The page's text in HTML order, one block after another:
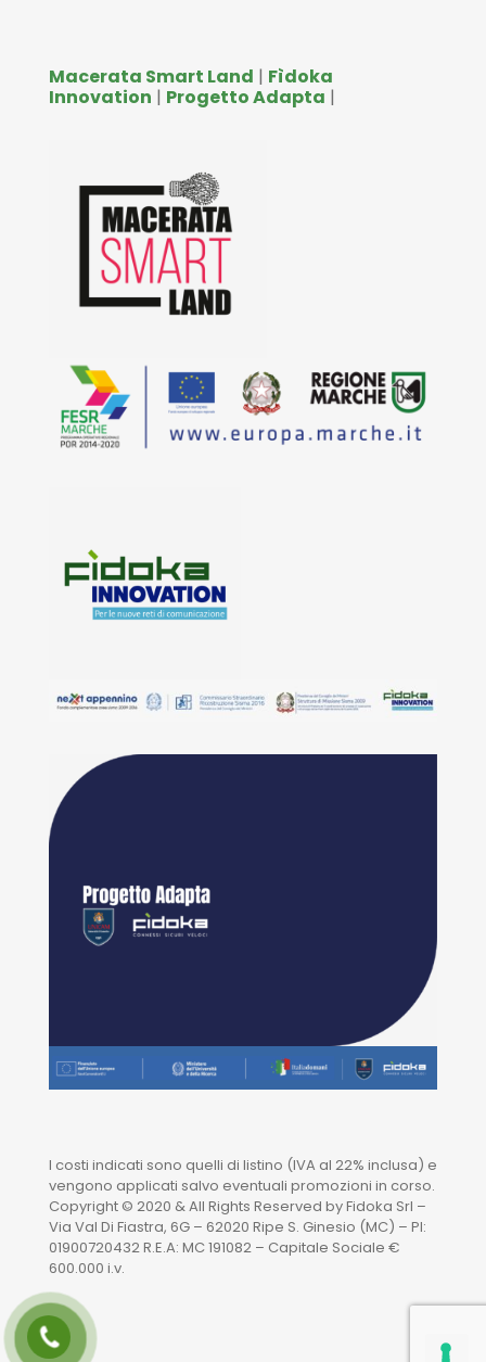
Macerata Smart Land | Fìdoka
Innovation | Progetto Adapta |
I costi indicati sono quelli di listino (IVA al 22% inclusa) e
vengono applicati salvo eventuali promozioni in corso.
Copyright © 2020 & All Rights Reserved by Fidoka Srl –
Via Val Di Fiastra, 6G – 62020 Ripe S. Ginesio (MC) – PI:
01900720432 R.E.A: MC 191082 – Capitale Sociale €
600.000 i.v.